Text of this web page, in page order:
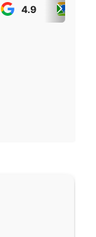
4.9